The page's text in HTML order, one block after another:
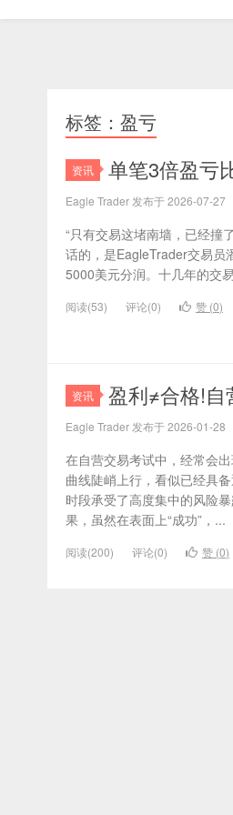
标签：盈亏
资讯 单笔3倍盈亏
Eagle Trader 发布于 2026-07-27
“只有交易这堵南墙，已经撞
话的，是EagleTrader交易员
5000美元分润。十几年的交
阅读(53) 评论(0) 赞 (0)
资讯 盈利≠合格!自
Eagle Trader 发布于 2026-01-28
在自营交易考试中，经常会
曲线陡峭上行，看似已经具
时段承受了高度集中的风险
果，虽然在表面上“成功”，...
阅读(200) 评论(0) 赞 (0)